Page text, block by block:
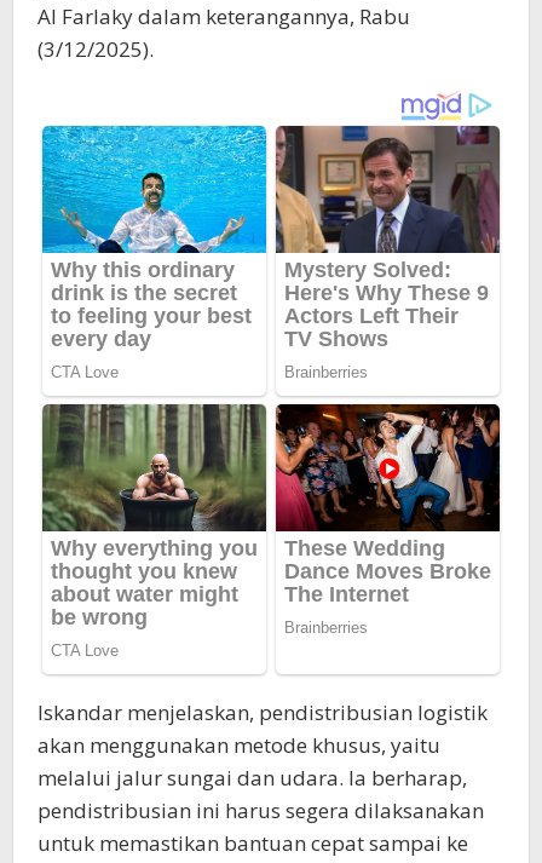
Al Farlaky dalam keterangannya, Rabu
(3/12/2025).
Iskandar menjelaskan, pendistribusian logistik
akan menggunakan metode khusus, yaitu
melalui jalur sungai dan udara. Ia berharap,
pendistribusian ini harus segera dilaksanakan
untuk memastikan bantuan cepat sampai ke